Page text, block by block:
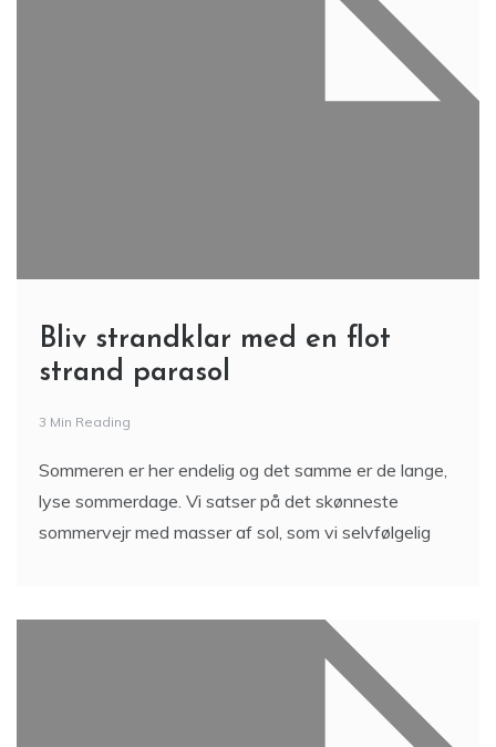
Bliv strandklar med en flot
strand parasol
3 Min Reading
Sommeren er her endelig og det samme er de lange,
lyse sommerdage. Vi satser på det skønneste
sommervejr med masser af sol, som vi selvfølgelig